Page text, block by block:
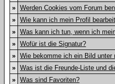
» Werden Cookies vom Forum
» Wie kann ich mein Profil
» Was kann ich tun, wenn ich
» Wofür ist die Signatur?
» Wie bekomme ich ein Bild unter
» Was ist die Freunde-Liste und
» Was sind Favoriten?